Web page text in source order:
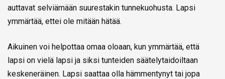
auttavat selviämään suurestakin tunnekuohusta. Lapsi
ymmärtää, ettei ole mitään hätää.
Aikuinen voi helpottaa omaa oloaan, kun ymmärtää, että
lapsi on vielä lapsi ja siksi tunteiden säätelytaidoiltaan
keskeneräinen. Lapsi saattaa olla hämmentynyt tai jopa